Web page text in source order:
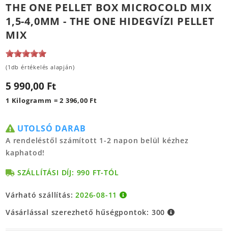
THE ONE PELLET BOX MICROCOLD MIX
1,5-4,0MM - THE ONE HIDEGVÍZI PELLET
MIX
(1db értékelés alapján)
5 990,00 Ft
1 Kilogramm = 2 396,00 Ft
UTOLSÓ DARAB
A rendeléstől számított 1-2 napon belül kézhez
kaphatod!
SZÁLLÍTÁSI DÍJ: 990 FT-TÓL
Várható szállítás:2026-08-11
Vásárlással szerezhető hűségpontok: 300